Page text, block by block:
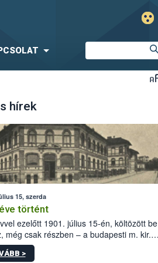
hírek
15, szerda
történt
ezelőtt 1901. július 15-én, költözött be
még csak részben – a budapesti m. kir.
állomás a Kis Rókus utca
alatti, Czigler Győző által tervezett új
>